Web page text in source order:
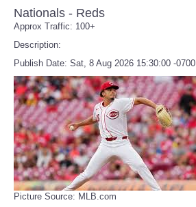
Nationals - Reds
Approx Traffic: 100+
Description:
Publish Date: Sat, 8 Aug 2026 15:30:00 -0700
Picture Source: MLB.com